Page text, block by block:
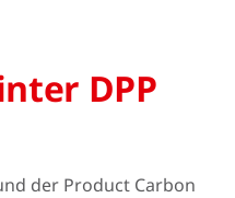
DPP
der Product Carbon